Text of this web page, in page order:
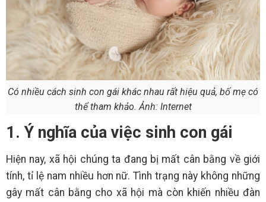
Có nhiều cách sinh con gái khác nhau rất hiệu quả, bố mẹ có
thể tham khảo. Ảnh: Internet
1. Ý nghĩa của việc sinh con gái
Hiện nay, xã hội chúng ta đang bị mất cân bằng về giới
tính, tỉ lệ nam nhiều hơn nữ. Tình trạng này không những
gây mất cân bằng cho xã hội mà còn khiến nhiều đàn